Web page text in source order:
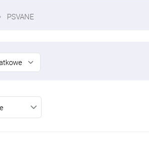
PSVANE